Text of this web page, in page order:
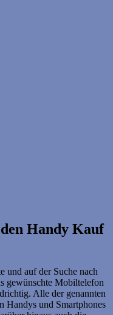
Handy Kauf
und auf der Suche nach
gewünschte Mobiltelefon
Alle der genannten
Handys und Smartphones